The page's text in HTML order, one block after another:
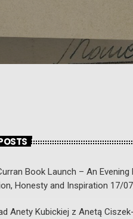
Book Launch – An Evening
Honesty and Inspiration 17/
Anety Kubickiej z Anetą Ciszek-